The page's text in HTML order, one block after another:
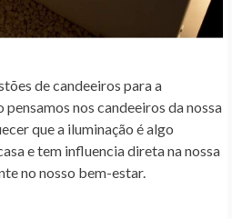
de candeeiros para a
pensamos nos candeeiros da nossa
que a iluminação é algo
e tem influencia direta na nossa
no nosso bem-estar.